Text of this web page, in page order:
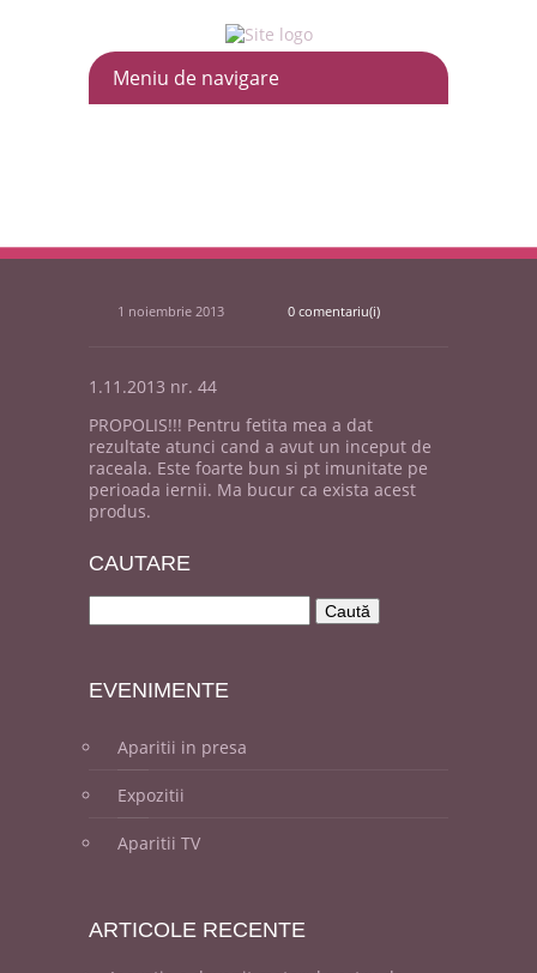
1 noiembrie 2013 0 comentariu(i)
1.11.2013 nr. 44
PROPOLIS!!! Pentru fetita mea a dat
rezultate atunci cand a avut un inceput de
raceala. Este foarte bun si pt imunitate pe
perioada iernii. Ma bucur ca exista acest
produs.
CAUTARE
EVENIMENTE
Aparitii in presa
Expozitii
Aparitii TV
ARTICOLE RECENTE